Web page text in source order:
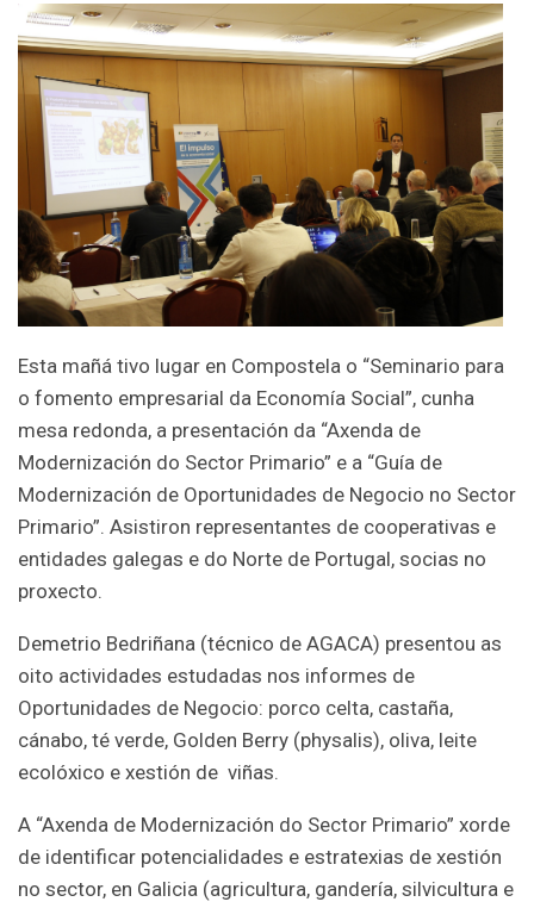
Esta mañá tivo lugar en Compostela o “Seminario para
o fomento empresarial da Economía Social”, cunha
mesa redonda, a presentación da “Axenda de
Modernización do Sector Primario” e a “Guía de
Modernización de Oportunidades de Negocio no Sector
Primario”. Asistiron representantes de cooperativas e
entidades galegas e do Norte de Portugal, socias no
proxecto.
Demetrio Bedriñana (técnico de AGACA) presentou as
oito actividades estudadas nos informes de
Oportunidades de Negocio: porco celta, castaña,
cánabo, té verde, Golden Berry (physalis), oliva, leite
ecolóxico e xestión de viñas.
A “Axenda de Modernización do Sector Primario” xorde
de identificar potencialidades e estratexias de xestión
no sector, en Galicia (agricultura, gandería, silvicultura e